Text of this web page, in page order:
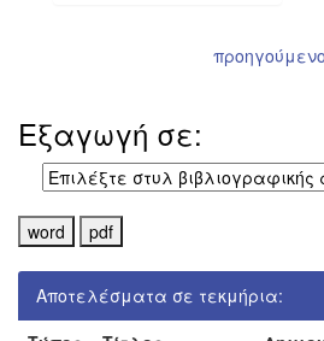
προηγούμενο
Εξαγωγή σε:
Αποτελέσματα σε τεκμήρια: